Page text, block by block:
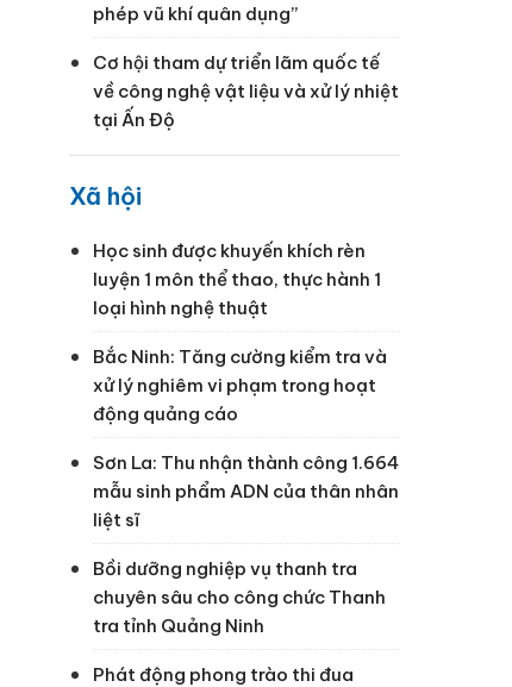
phép vũ khí quân dụng”
Cơ hội tham dự triển lãm quốc tế
về công nghệ vật liệu và xử lý nhiệt
tại Ấn Độ
Xã hội
Học sinh được khuyến khích rèn
luyện 1 môn thể thao, thực hành 1
loại hình nghệ thuật
Bắc Ninh: Tăng cường kiểm tra và
xử lý nghiêm vi phạm trong hoạt
động quảng cáo
Sơn La: Thu nhận thành công 1.664
mẫu sinh phẩm ADN của thân nhân
liệt sĩ
Bồi dưỡng nghiệp vụ thanh tra
chuyên sâu cho công chức Thanh
tra tỉnh Quảng Ninh
Phát động phong trào thi đua